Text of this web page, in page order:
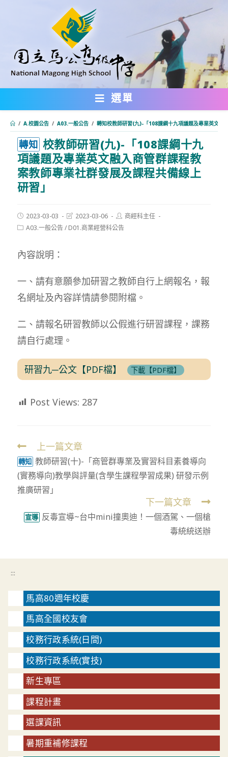
內
選單
/ A.校園公告 / A03.一般公告 / 轉知校教師研習(九)-「108課綱十九項議題及專業英文融
轉知 校教師研習(九)-「108課綱十九
項議題及專業英文融入商管群課程教
案教師專業社群發展及課程共備線上
研習」
Post
published:
2023-03-03
Post
modified:
2023-03-06
Post
author:
商經科主任
PostA03.一般公告/ D01.商業經營科公告
內容說明：
一、請有意願參加研習之教師自行上網報名，報
名網址及內容詳情請參閱附檔。
二、請報名研習教師以公假進行研習課程，課務
請自行處理。
研習九─公文【PDF檔】 下載【PDF檔】
Post Views: 287
Read
more
articles
上一篇文章
轉知 教師研習(十)-「商管群專業及實習科目素養導向
(實務導向)教學與評量(含學生課程學習成果) 研發示例
推廣研習」
下一篇文章
宣導 反毒宣導~台中mini撞奧迪！一個酒駕、一個槍
毒統統送辦
:::
馬高80週年校慶
馬高全國校友會
校務行政系統(日間)
校務行政系統(實技)
新生專區
課程計畫
選課資訊
暑期重補修課程